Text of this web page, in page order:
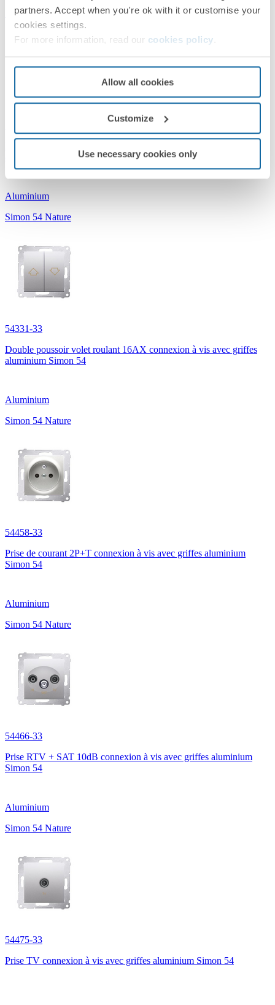
partners. Accept when you're ok with it or customise your
cookies settings.
For more information, read our cookies policy
Allow all cookies
Customize
Use necessary cookies only
Simon 54 Nature
aluminium Simon 54
Aluminium
Simon 54 Nature
54331-33
Double poussoir volet roulant 16AX connexion à vis avec griffes
aluminium Simon 54
Aluminium
Simon 54 Nature
54458-33
Prise de courant 2P+T connexion à vis avec griffes aluminium
Simon 54
Aluminium
Simon 54 Nature
54466-33
Prise RTV + SAT 10dB connexion à vis avec griffes aluminium
Simon 54
Aluminium
Simon 54 Nature
54475-33
Prise TV connexion à vis avec griffes aluminium Simon 54